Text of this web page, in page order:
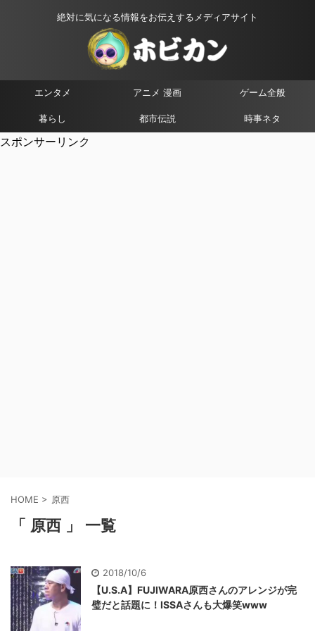
絶対に気になる情報をお伝えするメディアサイト
エンタメ アニメ 漫画 ゲーム全般
暮らし 都市伝説 時事ネタ
スポンサーリンク
HOME > 原西
「 原西 」 一覧
2018/10/6
【U.S.A】FUJIWARA原西さんのアレンジが完
璧だと話題に！ISSAさんも大爆笑www